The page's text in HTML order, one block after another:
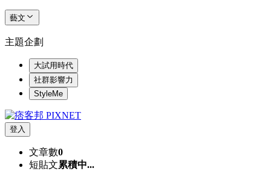
藝文
主題企劃
大試用時代
社群影響力
StyleMe
登入
文章數0
短貼文累積中...